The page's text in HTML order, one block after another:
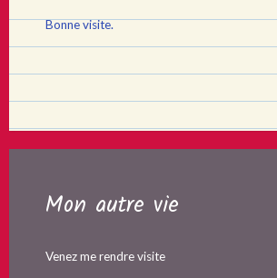
Bonne visite.
Mon autre vie
Venez me rendre visite